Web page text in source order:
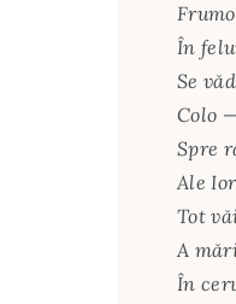
În
Se
Colo
Spre
Ale
Tot
A
În